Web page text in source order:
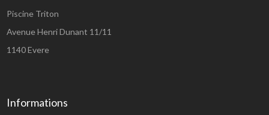
Piscine Triton
Avenue Henri Dunant 11/11
1140 Evere
Informations